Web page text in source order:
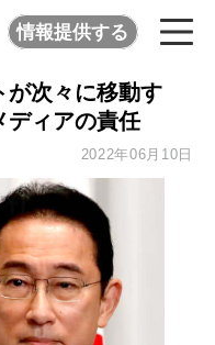
情報提供する
が次々に移動す
ィアの責任
2022年06月10日